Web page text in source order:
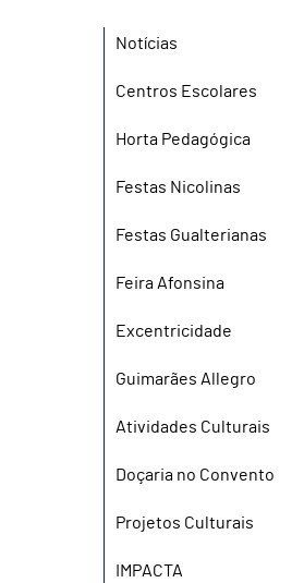
Notícias
Centros Escolares
Horta Pedagógica
Festas Nicolinas
Festas Gualterianas
Feira Afonsina
Excentricidade
Guimarães Allegro
Atividades Culturais
Doçaria no Convento
Projetos Culturais
IMPACTA